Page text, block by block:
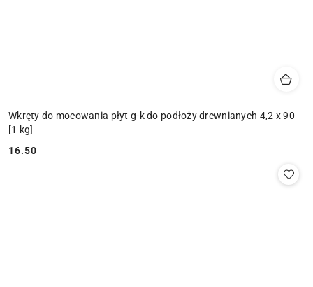
Wkręty do mocowania płyt g-k do podłoży drewnianych 4,2 x 90
[1 kg]
Cena:
16.50